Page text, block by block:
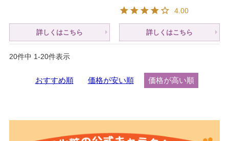
詳しくはこちら
4.00
詳しくはこちら
おすすめ順 価格が安い順 価格が高い順
20件中 1-20件表示